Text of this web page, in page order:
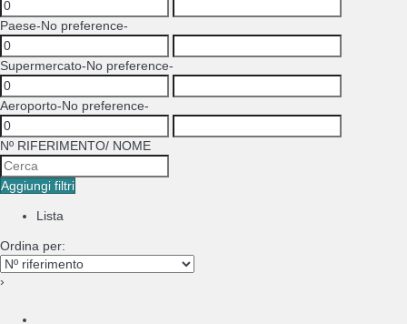
Paese-No preference-
Supermercato-No preference-
Aeroporto-No preference-
Nº RIFERIMENTO/ NOME
Aggiungi filtri
Lista
Ordina per:
›